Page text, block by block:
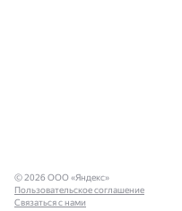
© 2026 ООО «Яндекс»
Пользовательское соглашение
Связаться с нами